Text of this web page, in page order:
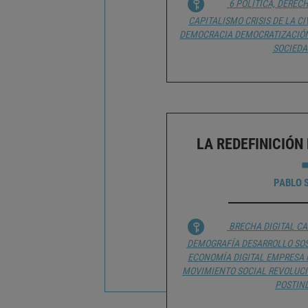
6 POLÍTICA,
CAPITALISMO CRISIS DE LA
DEMOCRACIA
LA
PABLO
BRECHA DIGITAL
DEMOGRAFÍA DESARROLLO
ECONOMÍA DIGITAL EMPRESA
MOVIMIENTO SOCIAL